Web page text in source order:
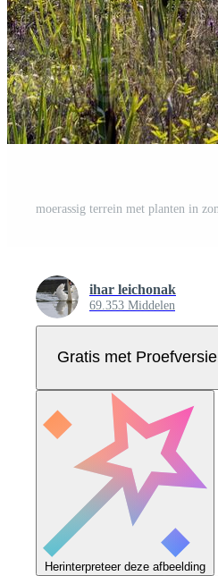
moerassig terrein met planten in
ihar leichonak
69.353 Middelen
Gratis met Proefversie
Herinterpreteer deze afbeelding